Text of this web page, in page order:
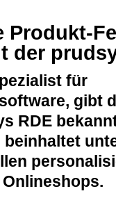
Produkt-
der
für
gibt
RDE
beinhaltet